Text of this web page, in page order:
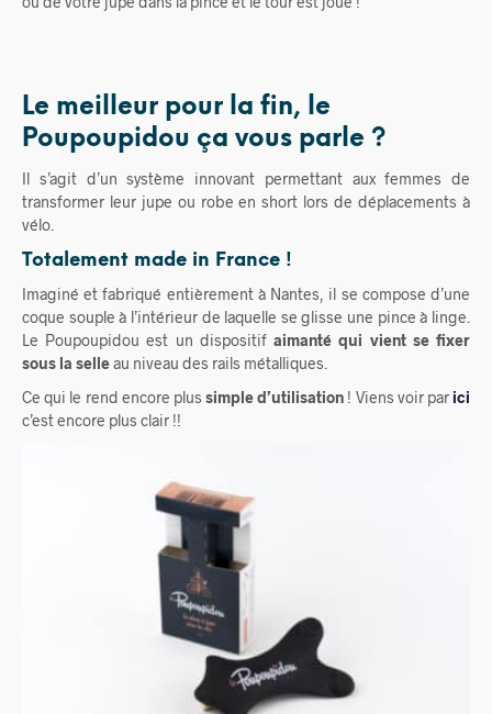
Le meilleur pour la fin, le
Poupoupidou ça vous parle ?
Il s’agit d’un système innovant permettant aux femmes de
transformer leur jupe ou robe en short lors de déplacements à
vélo.
Totalement made in France !
Imaginé et fabriqué entièrement à Nantes, il se compose d’une
coque souple à l’intérieur de laquelle se glisse une pince à linge.
Le Poupoupidou est un dispositifaimanté qui vient se fixer
sous la selleau niveau des rails métalliques.
Ce qui le rend encore plus simple d’utilisation ! Viens voir parici
c’est encore plus clair !!